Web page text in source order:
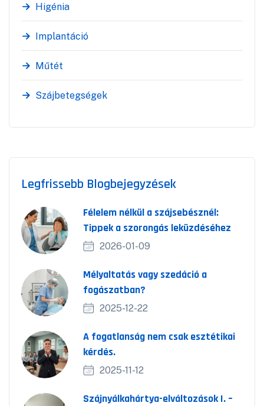
Higénia
Implantáció
Műtét
Szájbetegségek
Legfrissebb Blogbejegyzések
Félelem nélkül a szájsebésznél:
Tippek a szorongás leküzdéséhez
2026-01-09
Mélyaltatás vagy szedáció a
fogászatban?
2025-12-22
A fogatlanság nem csak esztétikai
kérdés.
2025-11-12
Szájnyálkahártya-elváltozások I. –